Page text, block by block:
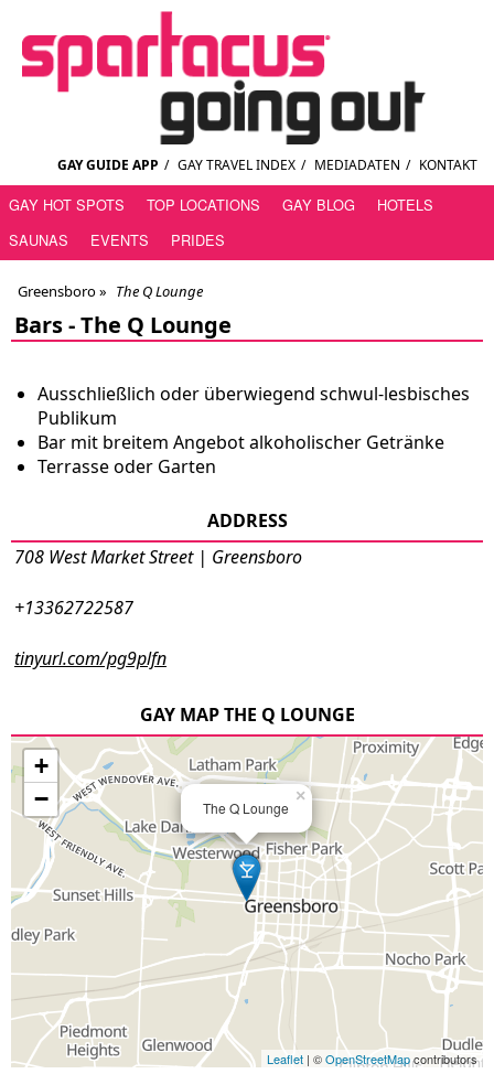
GAY GUIDE APP / GAY TRAVEL INDEX / MEDIADATEN / KONTAKT
GAY HOT SPOTS TOP LOCATIONS GAY BLOG
HOTELS
SAUNAS
EVENTS PRIDES
Greensboro» The Q Lounge
Bars -The Q Lounge
Ausschließlich oder überwiegend schwul-lesbisches
Publikum
Bar mit breitem Angebot alkoholischer Getränke
Terrasse oder Garten
ADDRESS
708 West Market Street | Greensboro
+13362722587
tinyurl.com/pg9plfn
GAY MAP THE Q LOUNGE
The Q Lounge
×
+
−
Leaflet | ©OpenStreetMapcontributors